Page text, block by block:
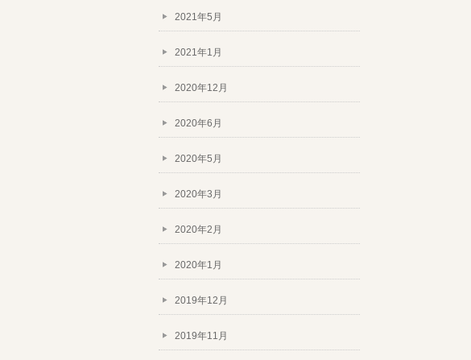
2021年5月
2021年1月
2020年12月
2020年6月
2020年5月
2020年3月
2020年2月
2020年1月
2019年12月
2019年11月